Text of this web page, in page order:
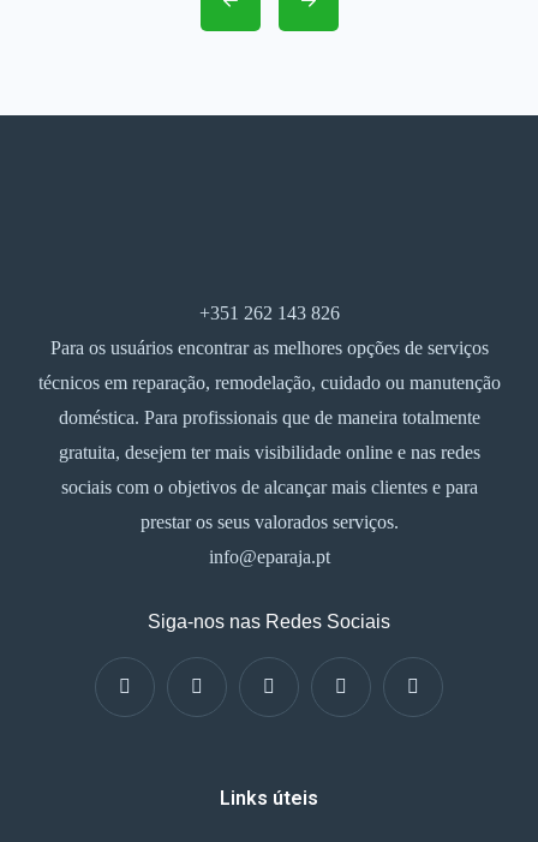
+351 262 143 826
Para os usuários encontrar as melhores opções de serviços
técnicos em reparação, remodelação, cuidado ou manutenção
doméstica. Para profissionais que de maneira totalmente
gratuita, desejem ter mais visibilidade online e nas redes
sociais com o objetivos de alcançar mais clientes e para
prestar os seus valorados serviços.
info@eparaja.pt
Siga-nos nas Redes Sociais
Links úteis